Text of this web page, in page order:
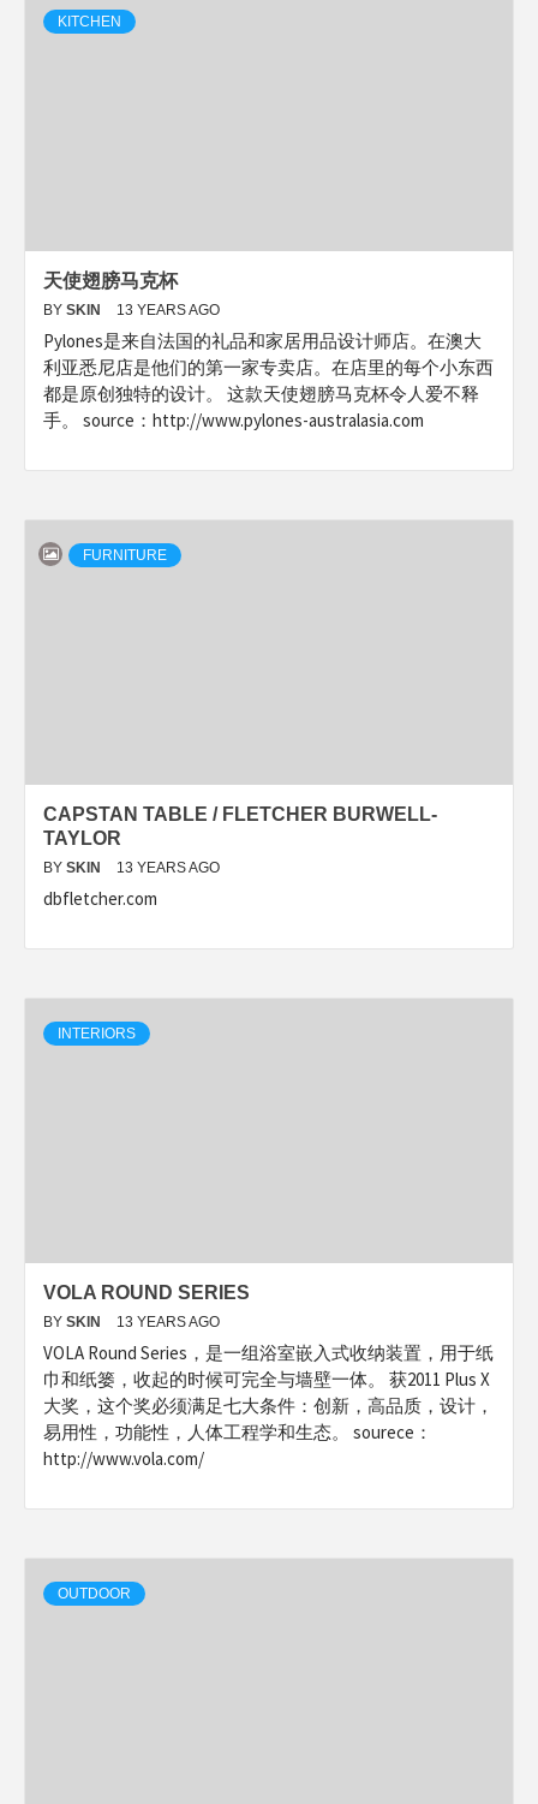
KITCHEN
天使翅膀马克杯
BY SKIN 13 YEARS AGO
Pylones是来自法国的礼品和家居用品设计师店。在澳大
利亚悉尼店是他们的第一家专卖店。在店里的每个小东西
都是原创独特的设计。 这款天使翅膀马克杯令人爱不释
手。 source：http://www.pylones-australasia.com
FURNITURE
CAPSTAN TABLE / FLETCHER BURWELL-
TAYLOR
BY SKIN 13 YEARS AGO
dbfletcher.com
INTERIORS
VOLA ROUND SERIES
BY SKIN 13 YEARS AGO
VOLA Round Series，是一组浴室嵌入式收纳装置，用于纸
巾和纸篓，收起的时候可完全与墙壁一体。 获2011 Plus X
大奖，这个奖必须满足七大条件：创新，高品质，设计，
易用性，功能性，人体工程学和生态。 sourece：
http://www.vola.com/
OUTDOOR